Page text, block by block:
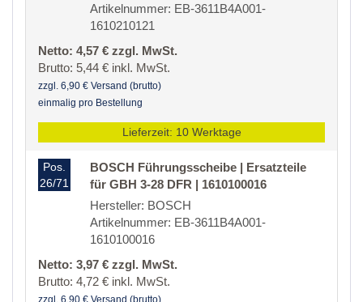
Artikelnummer: EB-3611B4A001-
1610210121
Netto: 4,57 € zzgl. MwSt.
Brutto: 5,44 € inkl. MwSt.
zzgl. 6,90 € Versand (brutto)
einmalig pro Bestellung
Lieferzeit: 10 Werktage
Pos.
26/71
BOSCH Führungsscheibe | Ersatzteile
für GBH 3-28 DFR | 1610100016
Hersteller: BOSCH
Artikelnummer: EB-3611B4A001-
1610100016
Netto: 3,97 € zzgl. MwSt.
Brutto: 4,72 € inkl. MwSt.
zzgl. 6,90 € Versand (brutto)